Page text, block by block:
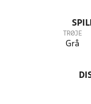
TRØJE
Grå